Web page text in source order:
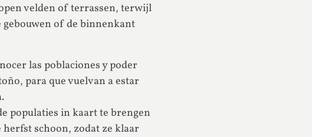
velden of terrassen, terwijl
of de binnenkant
las poblaciones y poder
para que vuelvan a estar
populaties in kaart te brengen
schoon, zodat ze klaar